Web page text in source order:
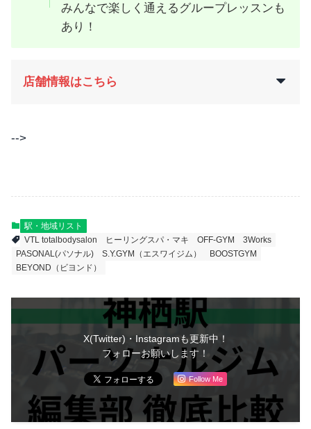
みんなで楽しく通えるグループレッスンも
あり！
店舗情報はこちら
-->
駅・地域リスト
VTL totalbodysalon
ヒーリングスパ・マキ OFF-GYM
3Works
PASONAL(パソナル)
S.Y.GYM（エスワイジム）
BOOSTGYM
BEYOND（ビヨンド）
X(Twitter)・Instagramも更新中！
フォローお願いします！
Follow Me